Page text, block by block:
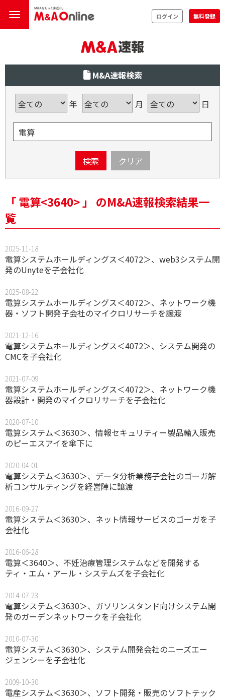
ログイン 無料登録
M&A速報検索
年 月 日
検索 クリア
「 電算<3640> 」 のM&A速報検索結果一
覧
2025-11-18
電算システムホールディングス＜4072＞、web3システム開
発のUnyteを子会社化
2025-08-22
電算システムホールディングス＜4072＞、ネットワーク機
器・ソフト開発子会社のマイクロリサーチを譲渡
2021-12-16
電算システムホールディングス＜4072＞、システム開発の
CMCを子会社化
2021-07-09
電算システムホールディングス＜4072＞、ネットワーク機
器設計・開発のマイクロリサーチを子会社化
2020-07-10
電算システム＜3630＞、情報セキュリティー製品輸入販売
のピーエスアイを傘下に
2020-04-01
電算システム＜3630＞、データ分析業務子会社のゴーガ解
析コンサルティングを経営陣に譲渡
2016-09-27
電算システム＜3630＞、ネット情報サービスのゴーガを子
会社化
2016-06-28
電算＜3640＞、不妊治療管理システムなどを開発する
ティ・エム・アール・システムズを子会社化
2014-07-23
電算システム＜3630＞、ガソリンスタンド向けシステム開
発のガーデンネットワークを子会社化
2010-07-30
電算システム＜3630＞、システム開発会社のニーズエー
ジェンシーを子会社化
2009-10-30
電産システム＜3630＞、ソフト開発・販売のソフトテック